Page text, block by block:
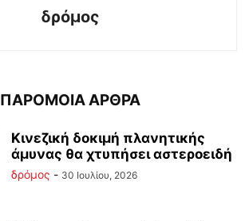
δρόμος
ΠΑΡΟΜΟΙΑ ΑΡΘΡΑ
Κινεζική δοκιμή πλανητικής
άμυνας θα χτυπήσει αστεροειδή
δρόμος - 30 Ιουλίου, 2026